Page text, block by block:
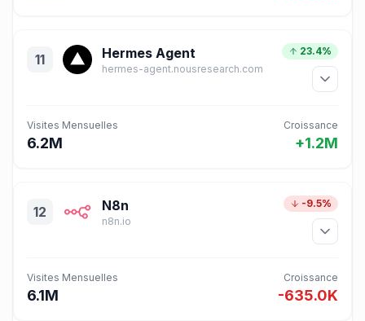
11 Hermes Agent
hermes-agent.nousresearch.com
23.4%
Visites Mensuelles
6.2M
Croissance
+1.2M
12 N8n
n8n.io
-9.5%
Visites Mensuelles
6.1M
Croissance
-635.0K